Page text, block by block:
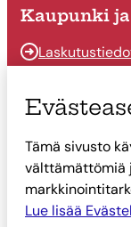
Kaupunki
Talous
Yhteystiedot
Tietoa
Tämä sivusto
välttämättömiä
Lue lisää